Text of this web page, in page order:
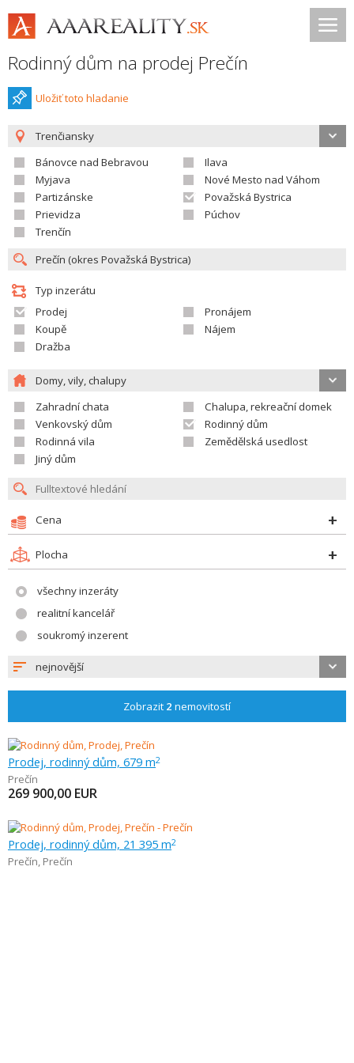
Rodinný dům na prodej Prečín
Uložiť toto hladanie
Trenčiansky
Bánovce nad Bebravou
Ilava
Myjava
Nové Mesto nad Váhom
Partizánske
Považská Bystrica
Prievidza
Púchov
Trenčín
Typ inzerátu
Prodej
Pronájem
Koupě
Nájem
Dražba
Domy, vily, chalupy
Zahradní chata
Chalupa, rekreační domek
Venkovský dům
Rodinný dům
Rodinná vila
Zemědělská usedlost
Jiný dům
Cena
Plocha
všechny inzeráty
realitní kancelář
soukromý inzerent
nejnovější
Zobrazit 2 nemovitostí
Prodej, rodinný dům, 679 m2
Prečín
269 900,00 EUR
Prodej, rodinný dům, 21 395 m2
Prečín, Prečín